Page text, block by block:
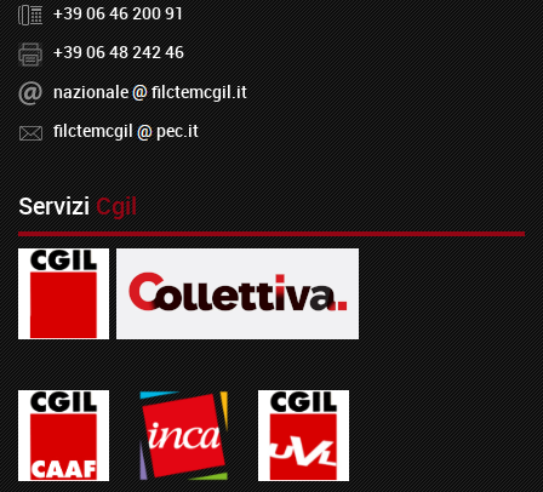
+39 06 46 200 91
+39 06 48 242 46
nazionale
filctemcgil.it
filctemcgil
pec.it
ServiziCgil